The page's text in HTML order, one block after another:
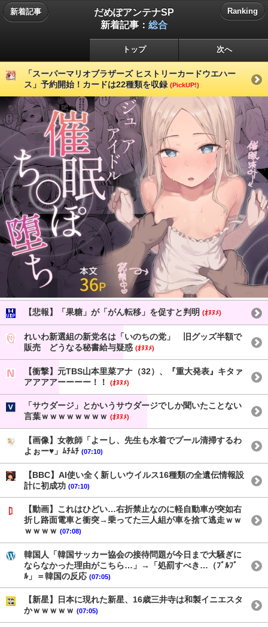
新着記事
だめぽアンテナSP
新着記事： 総合
Ranking
トップ 次へ
「スーパーマリオブラザーズ ヒストリーカードウエハー
ス」予約開始！カードは22種類を収録 (PickUP!)
【悲報】「果糖」が「がん転移」を促すと判明 (ｵﾇﾇﾒ)
れいわ新選組の新党名は「いのちの党」 旧グッズ半額で
販売 どうなる秘書給与疑惑 (ｵﾇﾇﾒ)
【衝撃】元TBS山本里菜アナ（32）、『重大発表』キタァ
アアアアーーーー！！
(ｵﾇﾇﾒ)
「サウダージ」とかいうサウダージでしか聞いたことない
言葉ｗｗｗｗｗｗｗｗ (ｵﾇﾇﾒ)
【画像】女教師「よーし、先生も水着でプール清掃するわ
よぉー♥」ﾑﾁﾑﾁ (07:10)
【BBC】AI使い全く新しいウイルス16種類の全遺伝情報設
計に初成功 (07:10)
【動画】これはひどい…右折禁止なのに軽自動車が突如右
折し路面電車と衝突→乗ってた三人組が車を捨て逃走ｗｗ
ｗｗｗｗ (07:08)
韓国人「韓国サッカー協会の接待問題が今日まで大騒ぎに
ならなかった理由がこちら…」→「処罰すべき…（ﾌﾞﾙﾌﾞ
ﾙ」＝韓国の反応 (07:05)
【新星】日本に現れた新星、16歳三井寺は和製イニエスタ
かｗｗｗｗｗ (07:05)